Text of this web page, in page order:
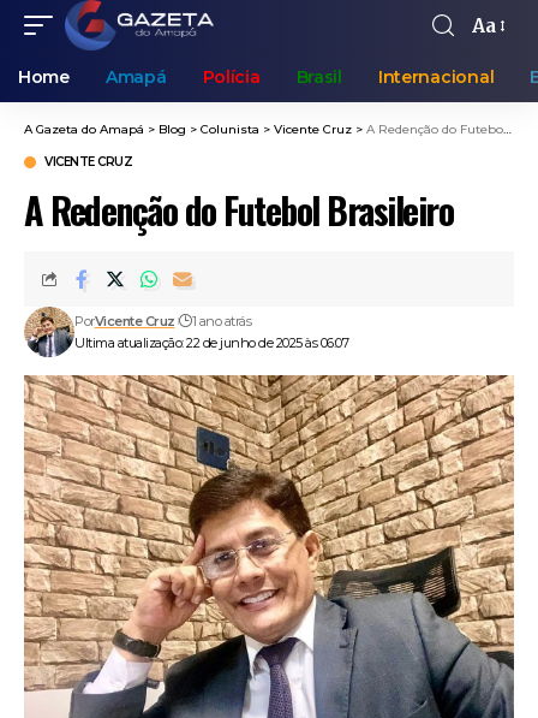
Aa
Home Amapá Polícia Brasil Internacional
A Gazeta do Amapá > Blog > Colunista > Vicente Cruz > A Redenção do Futebol Brasileiro
VICENTE CRUZ
A Redenção do Futebol Brasileiro
Ultima atualização: 22 de junho de 2025 às 06:07
PorVicente Cruz 1 ano atrás